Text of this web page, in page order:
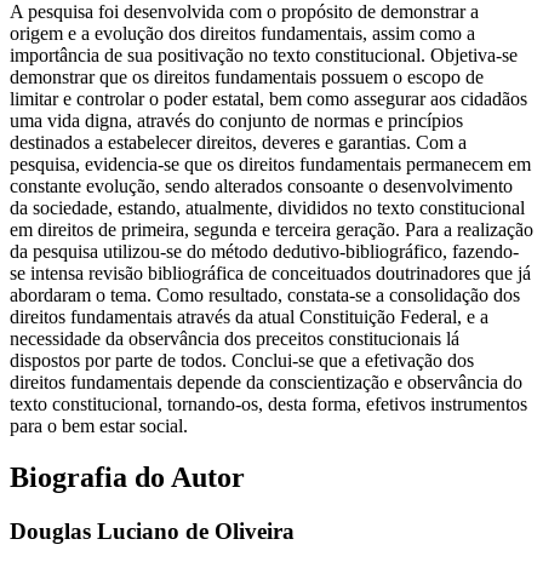
A pesquisa foi desenvolvida com o propósito de demonstrar a
origem e a evolução dos direitos fundamentais, assim como a
importância de sua positivação no texto constitucional. Objetiva-se
demonstrar que os direitos fundamentais possuem o escopo de
limitar e controlar o poder estatal, bem como assegurar aos cidadãos
uma vida digna, através do conjunto de normas e princípios
destinados a estabelecer direitos, deveres e garantias. Com a
pesquisa, evidencia-se que os direitos fundamentais permanecem em
constante evolução, sendo alterados consoante o desenvolvimento
da sociedade, estando, atualmente, divididos no texto constitucional
em direitos de primeira, segunda e terceira geração. Para a realização
da pesquisa utilizou-se do método dedutivo-bibliográfico, fazendo-
se intensa revisão bibliográfica de conceituados doutrinadores que já
abordaram o tema. Como resultado, constata-se a consolidação dos
direitos fundamentais através da atual Constituição Federal, e a
necessidade da observância dos preceitos constitucionais lá
dispostos por parte de todos. Conclui-se que a efetivação dos
direitos fundamentais depende da conscientização e observância do
texto constitucional, tornando-os, desta forma, efetivos instrumentos
para o bem estar social.
Biografia do Autor
Douglas Luciano de Oliveira